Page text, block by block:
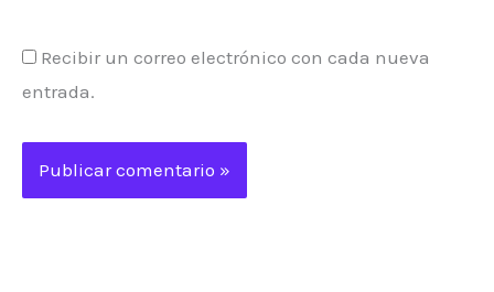
Recibir un correo electrónico con cada nueva
entrada.